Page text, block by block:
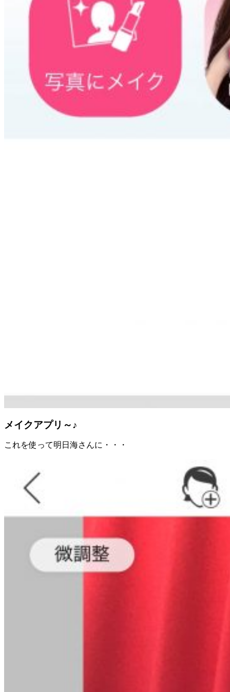
メイクアプリ～♪
これを使って明日海さんに・・・